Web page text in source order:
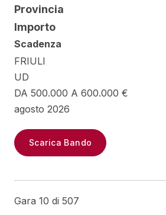
Provincia
Importo
Scadenza
FRIULI
UD
DA 500.000 A 600.000 €
agosto 2026
Scarica Bando
Gara 10 di 507